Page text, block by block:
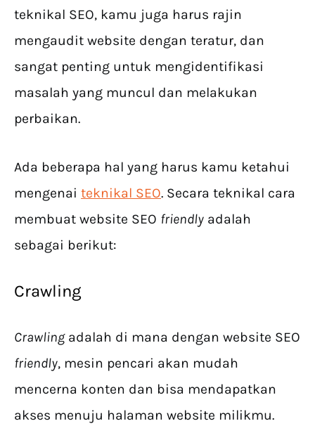
teknikal SEO, kamu juga harus rajin
mengaudit website dengan teratur, dan
sangat penting untuk mengidentifikasi
masalah yang muncul dan melakukan
perbaikan.
Ada beberapa hal yang harus kamu ketahui
mengenai teknikal SEO. Secara teknikal cara
membuat website SEO friendly adalah
sebagai berikut:
Crawling
Crawlingadalah di mana dengan website SEO
friendly, mesin pencari akan mudah
mencerna konten dan bisa mendapatkan
akses menuju halaman website milikmu.